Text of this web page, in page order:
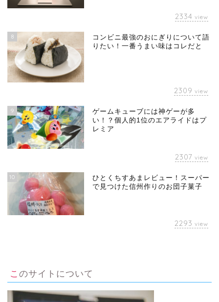
2334 view
8
コンビニ最強のおにぎりについて語
りたい！一番うまい味はコレだと
2309 view
9
ゲームキューブには神ゲーが多
い！？個人的1位のエアライドはプ
レミア
2307 view
10
ひとくちすあまレビュー！スーパー
で見つけた信州作りのお団子菓子
2293 view
このサイトについて